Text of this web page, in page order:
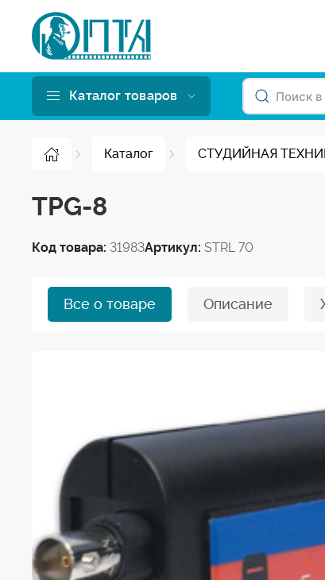
Каталог товаров
Каталог СТУДИЙНАЯ
TPG-8
Код товара: 31983Артикул: STRL 70
Все о товаре Описание